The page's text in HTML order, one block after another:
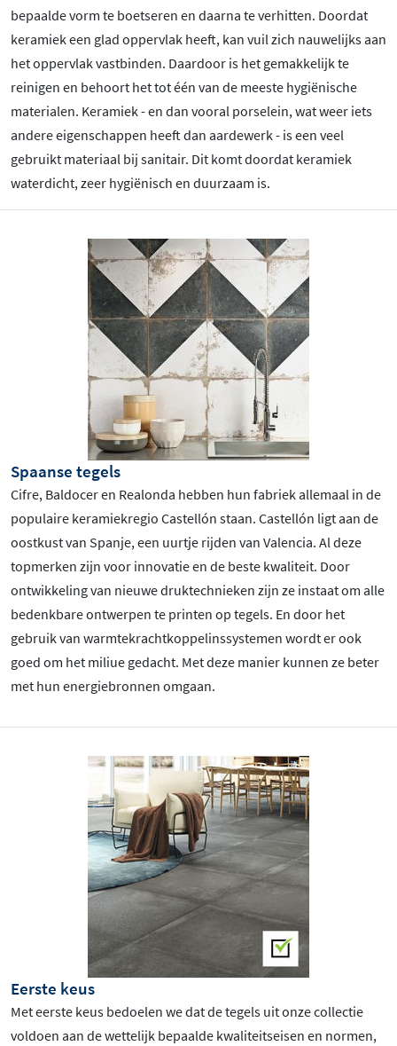
bepaalde vorm te boetseren en daarna te verhitten. Doordat
keramiek een glad oppervlak heeft, kan vuil zich nauwelijks aan
het oppervlak vastbinden. Daardoor is het gemakkelijk te
reinigen en behoort het tot één van de meeste hygiënische
materialen. Keramiek - en dan vooral porselein, wat weer iets
andere eigenschappen heeft dan aardewerk - is een veel
gebruikt materiaal bij sanitair. Dit komt doordat keramiek
waterdicht, zeer hygiënisch en duurzaam is.
Spaanse tegels
Cifre, Baldocer en Realonda hebben hun fabriek allemaal in de
populaire keramiekregio Castellón staan. Castellón ligt aan de
oostkust van Spanje, een uurtje rijden van Valencia. Al deze
topmerken zijn voor innovatie en de beste kwaliteit. Door
ontwikkeling van nieuwe druktechnieken zijn ze instaat om alle
bedenkbare ontwerpen te printen op tegels. En door het
gebruik van warmtekrachtkoppelinssystemen wordt er ook
goed om het miliue gedacht. Met deze manier kunnen ze beter
met hun energiebronnen omgaan.
Eerste keus
Met eerste keus bedoelen we dat de tegels uit onze collectie
voldoen aan de wettelijk bepaalde kwaliteitseisen en normen,